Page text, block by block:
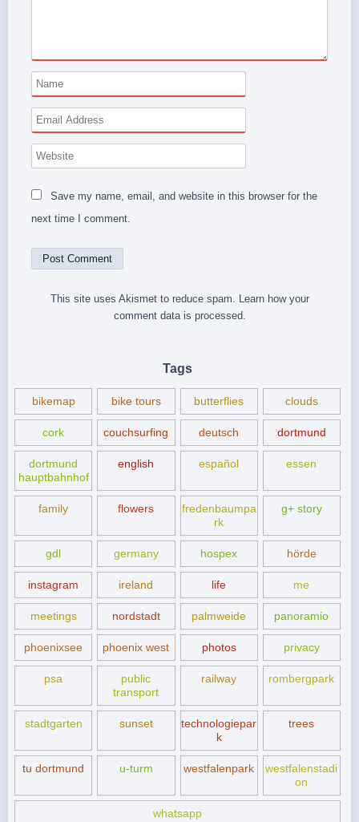
Save my name, email, and website in this browser for the
next time I comment.
This site uses Akismet to reduce spam. Learn how your
comment data is processed.
Tags
bikemap bike tours butterflies clouds
cork couchsurfing deutsch dortmund
dortmund
hauptbahnhof
english español essen
family flowers
fredenbaumpa
rk
g+ story
gdl germany hospex hörde
instagram ireland life me
meetings nordstadt palmweide panoramio
phoenixsee phoenix west photos privacy
psa
public
transport
railway rombergpark
stadtgarten sunset
technologiepar
k
trees
tu dortmund u-turm westfalenpark
westfalenstadi
on
whatsapp